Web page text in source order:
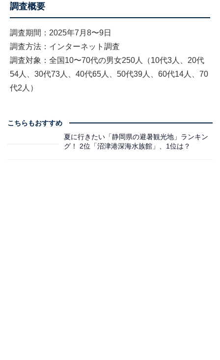
調査概要
調査期間：2025年7月8〜9日
調査方法：インターネット調査
調査対象：全国10〜70代の男女250人（10代3人、20代
54人、30代73人、40代65人、50代39人、60代14人、70
代2人）
こちらもおすすめ
夏に行きたい「静岡県の避暑観光地」ランキン
グ！ 2位「沼津港深海水族館」、1位は？